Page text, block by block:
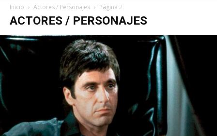
Inicio Actores / Personajes Página 2
ACTORES / PERSONAJES